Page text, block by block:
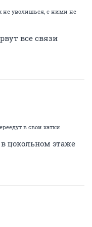
не уволишься, с ними не
все связи
в свои хатки
цокольном этаже